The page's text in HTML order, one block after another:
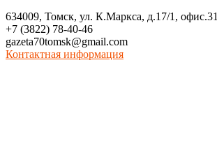
634009, Томск, ул. К.Маркса, д.17/1, офис.31
+7 (3822) 78-40-46
gazeta70tomsk@gmail.com
Контактная информация